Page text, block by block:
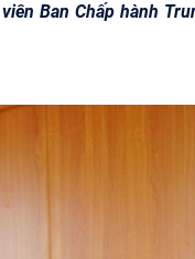
Ban Chấp hành